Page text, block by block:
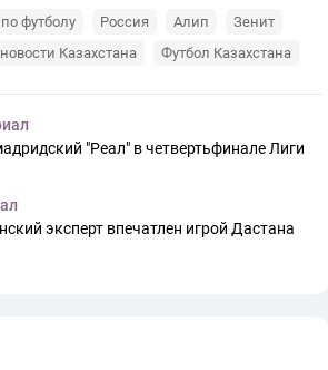
футболу Россия Алип
Зенит
Казахстана Футбол Казахстана
"Реал" в четвертьфинале Лиги
эксперт впечатлен игрой Дастана